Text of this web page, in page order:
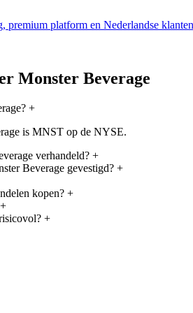
premium platform en Nederlandse
Monster Beverage
+
is MNST op de NYSE.
verhandeld? +
Beverage gevestigd? +
kopen? +
+
+